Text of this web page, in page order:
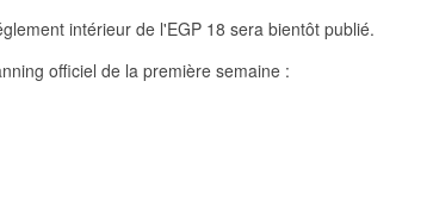
intérieur de l'EGP 18 sera bientôt publié.
officiel de la première semaine :